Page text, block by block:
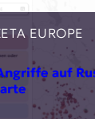
EUROPE
auf